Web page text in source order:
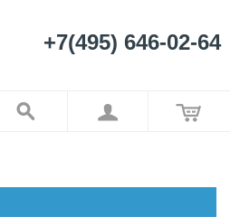
+7(495) 646-02-64